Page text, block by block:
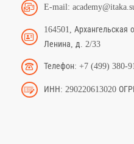
E-mail:
164501, Архангельская
Ленина, д. 2/33
Телефон: +7 (499) 380-
ИНН: 290220613020